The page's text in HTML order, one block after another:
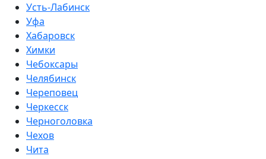
Усть-Лабинск
Уфа
Хабаровск
Химки
Чебоксары
Челябинск
Череповец
Черкесск
Черноголовка
Чехов
Чита